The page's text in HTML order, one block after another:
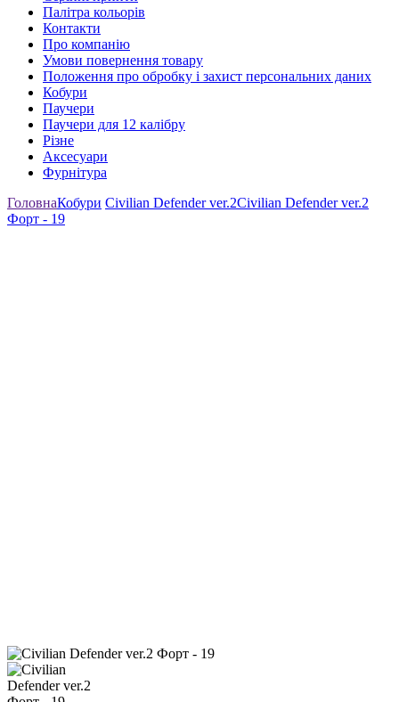
Палітра кольорів
Контакти
Про компанію
Умови повернення товару
Положення про обробку і захист персональних даних
Кобури
Паучери
Паучери для 12 калібру
Різне
Аксесуари
Фурнітура
ГоловнаКобури Civilian Defender ver.2Civilian Defender ver.2
Форт - 19